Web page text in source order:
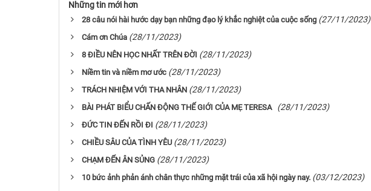
Những tin mới hơn
28 câu nói hài hước dạy bạn những đạo lý khắc nghiệt của cuộc sống (27/11/2023)
Cám ơn Chúa (28/11/2023)
8 ĐIỀU NÊN HỌC NHẤT TRÊN ĐỜI (28/11/2023)
Niềm tin và niềm mơ ước (28/11/2023)
TRÁCH NHIỆM VỚI THA NHÂN (28/11/2023)
BÀI PHÁT BIỂU CHẤN ĐỘNG THẾ GIỚI CỦA MẸ TERESA (28/11/2023)
ĐỨC TIN ĐẾN RỒI ĐI (28/11/2023)
CHIỀU SÂU CỦA TÌNH YÊU (28/11/2023)
CHẠM ĐẾN ÂN SỦNG (28/11/2023)
10 bức ảnh phản ánh chân thực những mặt trái của xã hội ngày nay. (03/12/2023)